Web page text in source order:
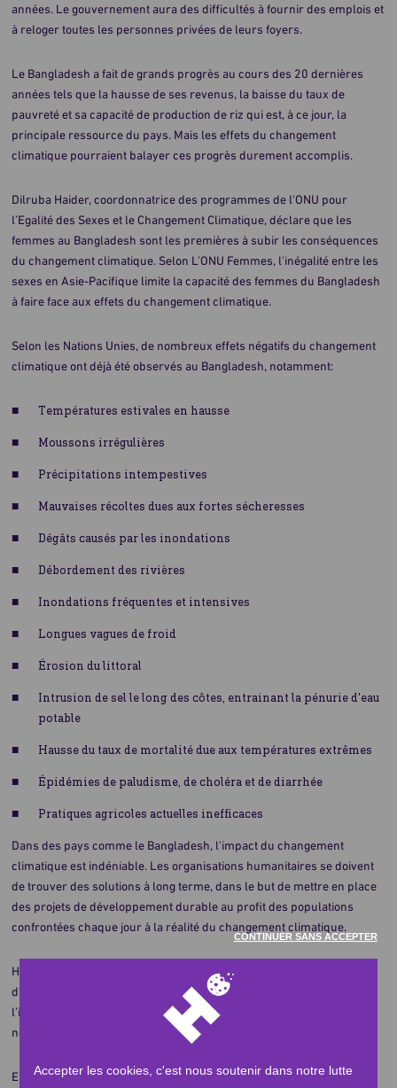
CONTINUER SANS ACCEPTER
Accepter les cookies, c'est nous soutenir dans notre lutte
années. Le gouvernement aura des difficultés à fournir des emplois et
à reloger toutes les personnes privées de leurs foyers.
Le Bangladesh a fait de grands progrès au cours des 20 dernières
années tels que la hausse de ses revenus, la baisse du taux de
pauvreté et sa capacité de production de riz qui est, à ce jour, la
principale ressource du pays. Mais les effets du changement
climatique pourraient balayer ces progrès durement accomplis.
Dilruba Haider, coordonnatrice des programmes de l'ONU pour
l’Egalité des Sexes et le Changement Climatique, déclare que les
femmes au Bangladesh sont les premières à subir les conséquences
du changement climatique. Selon L’ONU Femmes, l'inégalité entre les
sexes en Asie-Pacifique limite la capacité des femmes du Bangladesh
à faire face aux effets du changement climatique.
Selon les Nations Unies, de nombreux effets négatifs du changement
climatique ont déjà été observés au Bangladesh, notamment:
Températures estivales en hausse
Moussons irrégulières
Précipitations intempestives
Mauvaises récoltes dues aux fortes sécheresses
Dégâts causés par les inondations
Débordement des rivières
Inondations fréquentes et intensives
Longues vagues de froid
Érosion du littoral
Intrusion de sel le long des côtes, entrainant la pénurie d'eau
potable
Hausse du taux de mortalité due aux températures extrêmes
Épidémies de paludisme, de choléra et de diarrhée
Pratiques agricoles actuelles inefficaces
Dans des pays comme le Bangladesh, l'impact du changement
climatique est indéniable. Les organisations humanitaires se doivent
de trouver des solutions à long terme, dans le but de mettre en place
des projets de développement durable au profit des populations
confrontées chaque jour à la réalité du changement climatique.
Human Appeal s'emploie à promouvoir de bonnes pratiques
d'hygiène et à prévenir la propagation des maladies causées par
l’insalubrité de l’eau dans la région d'Amtola, au Bangladesh, grâce à
nos installations d’assainissement de l’eau.
En contribuant à notre programme « WASH », vous permettrez aux